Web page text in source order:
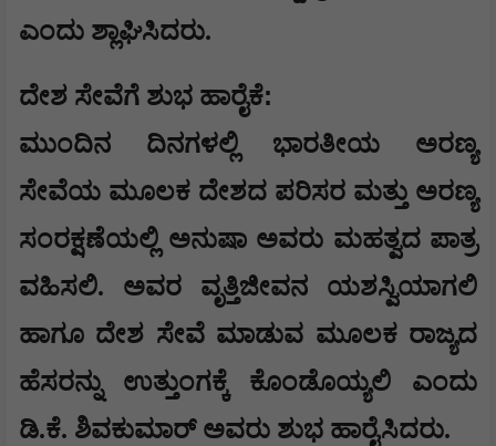
ಎಂದು ಶ್ಲಾಘಿಸಿದರು.
​ದೇಶ ಸೇವೆಗೆ ಶುಭ ಹಾರೈಕೆ:
​ಮುಂದಿನ ದಿನಗಳಲ್ಲಿ ಭಾರತೀಯ ಅರಣ್ಯ
ಸೇವೆಯ ಮೂಲಕ ದೇಶದ ಪರಿಸರ ಮತ್ತು ಅರಣ್ಯ
ಸಂರಕ್ಷಣೆಯಲ್ಲಿ ಅನುಷಾ ಅವರು ಮಹತ್ವದ ಪಾತ್ರ
ವಹಿಸಲಿ. ಅವರ ವೃತ್ತಿಜೀವನ ಯಶಸ್ವಿಯಾಗಲಿ
ಹಾಗೂ ದೇಶ ಸೇವೆ ಮಾಡುವ ಮೂಲಕ ರಾಜ್ಯದ
ಹೆಸರನ್ನು ಉತ್ತುಂಗಕ್ಕೆ ಕೊಂಡೊಯ್ಯಲಿ ಎಂದು
ಡಿ.ಕೆ. ಶಿವಕುಮಾರ್ ಅವರು ಶುಭ ಹಾರೈಸಿದರು.​